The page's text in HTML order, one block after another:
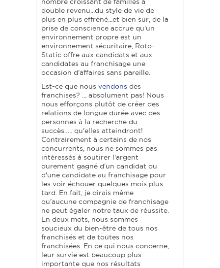
nombre croissant de familles à
double revenu...du style de vie de
plus en plus effréné...et bien sur, de la
prise de conscience accrue qu'un
environnement propre est un
environnement sécuritaire, Roto-
Static offre aux candidats et aux
candidates au franchisage une
occasion d'affaires sans pareille.
Est-ce que nous vendons des
franchises? ... absolument pas! Nous
nous efforçons plutôt de créer des
relations de longue durée avec des
personnes à la recherche du
succès….. qu'elles atteindront!
Contrairement à certains de nos
concurrents, nous ne sommes pas
intéressés à soutirer l'argent
durement gagné d'un candidat ou
d'une candidate au franchisage pour
les voir échouer quelques mois plus
tard. En fait, je dirais même
qu'aucune compagnie de franchisage
ne peut égaler notre taux de réussite.
En deux mots, nous sommes
soucieux du bien-être de tous nos
franchisés et de toutes nos
franchisées. En ce qui nous concerne,
leur survie est beaucoup plus
importante que nos résultats